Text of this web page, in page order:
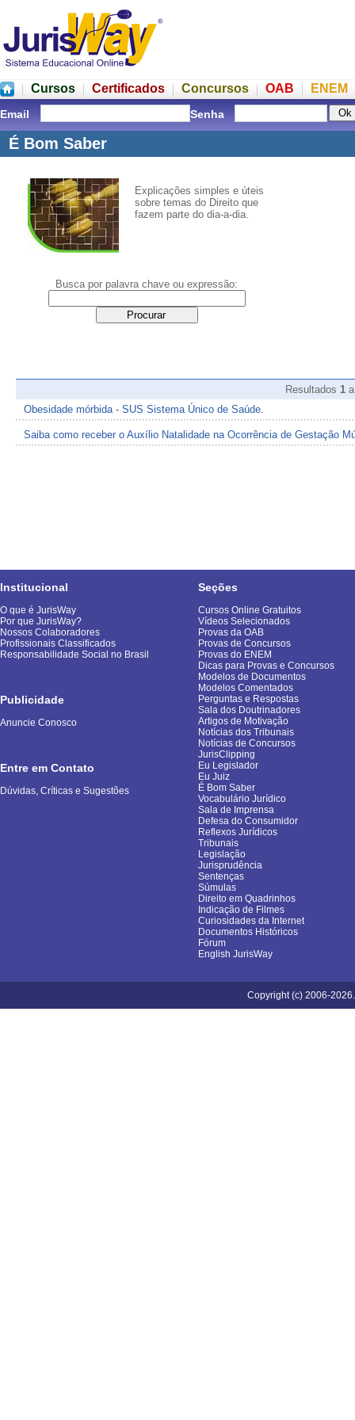
Cursos Certificados Concursos OAB ENEM
Email Senha
É Bom Saber
Explicações simples e úteis
sobre temas do Direito que
fazem parte do dia-a-dia.
Busca por palavra chave ou expressão:
Resultados 1
Obesidade mórbida - SUS Sistema Único de Saúde.
Saiba como receber o Auxílio Natalidade na Ocorrência de Gestação
Institucional
O que é JurisWay
Por que JurisWay?
Nossos Colaboradores
Profissionais Classificados
Responsabilidade Social no Brasil
Publicidade
Anuncie Conosco
Entre em Contato
Dúvidas, Críticas e Sugestões
Seções
Cursos Online Gratuitos
Vídeos Selecionados
Provas da OAB
Provas de Concursos
Provas do ENEM
Dicas para Provas e Concursos
Modelos de Documentos
Modelos Comentados
Perguntas e Respostas
Sala dos Doutrinadores
Artigos de Motivação
Notícias dos Tribunais
Notícias de Concursos
JurisClipping
Eu Legislador
Eu Juiz
É Bom Saber
Vocabulário Jurídico
Sala de Imprensa
Defesa do Consumidor
Reflexos Jurídicos
Tribunais
Legislação
Jurisprudência
Sentenças
Súmulas
Direito em Quadrinhos
Indicação de Filmes
Curiosidades da Internet
Documentos Históricos
Fórum
English JurisWay
Copyright (c) 2006-